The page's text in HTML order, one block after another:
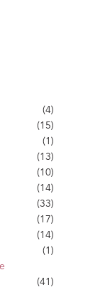
(4)
(15)
(1)
(13)
(10)
(14)
(33)
(17)
(14)
(1)
(41)